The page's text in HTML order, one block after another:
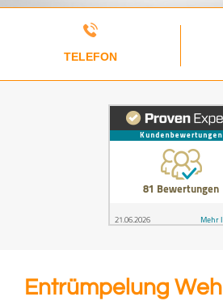
TELEFON
Entrümpelung